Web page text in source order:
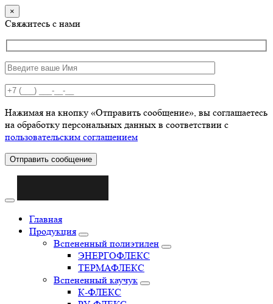
×
Свяжитесь с нами
Нажимая на кнопку «Отправить сообщение», вы соглашаетесь
на обработку персональных данных в соответствии с
пользовательским соглашением
Отправить сообщение
Главная
Продукция
Вспененный полиэтилен
ЭНЕРГОФЛЕКС
ТЕРМАФЛЕКС
Вспененный каучук
К-ФЛЕКС